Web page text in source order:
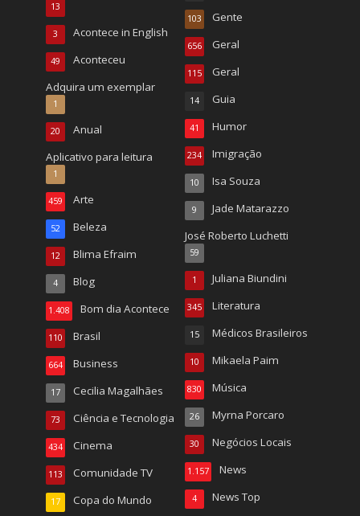
13
Acontece in English
3
Aconteceu
49
Adquira um exemplar
1
Anual
20
Aplicativo para leitura
1
Arte
459
Beleza
52
Blima Efraim
12
Blog
4
Bom dia Acontece
1.408
Brasil
110
Business
664
Cecilia Magalhães
17
Ciência e Tecnologia
73
Cinema
434
Comunidade TV
113
Copa do Mundo
17
Gente
103
Geral
656
Geral
115
Guia
14
Humor
41
Imigração
234
Isa Souza
10
Jade Matarazzo
9
José Roberto Luchetti
59
Juliana Biundini
1
Literatura
345
Médicos Brasileiros
15
Mikaela Paim
10
Música
830
Myrna Porcaro
26
Negócios Locais
30
News
1.157
News Top
4